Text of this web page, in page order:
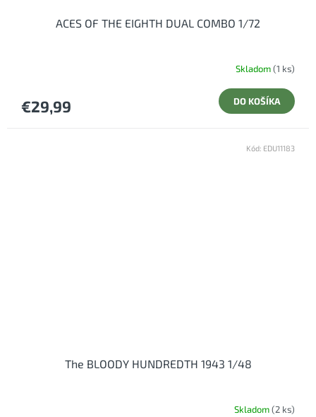
ACES OF THE EIGHTH DUAL COMBO 1/72
Skladom(1 ks)
€29,99 DO KOŠÍKA
The BLOODY HUNDREDTH 1943 1/48
Skladom(2 ks)
Kód: EDU11183